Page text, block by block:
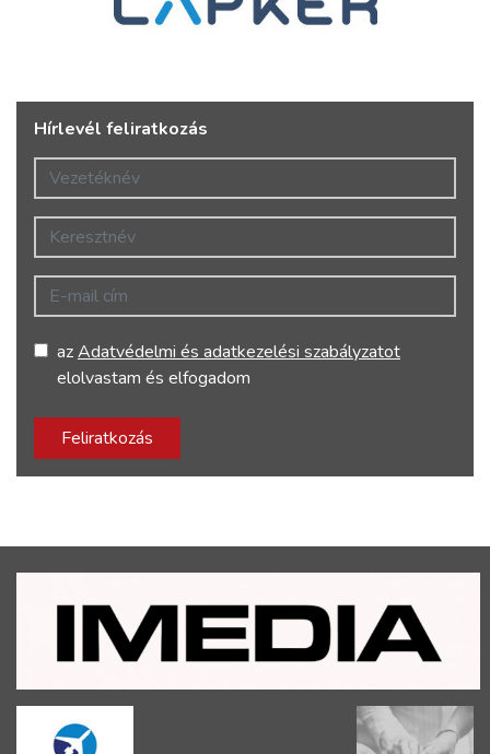
Hírlevél feliratkozás
Vezetéknév
Keresztnév
E-mail cím
azAdatvédelmi és adatkezelési szabályzatot
elolvastam és elfogadom
Feliratkozás